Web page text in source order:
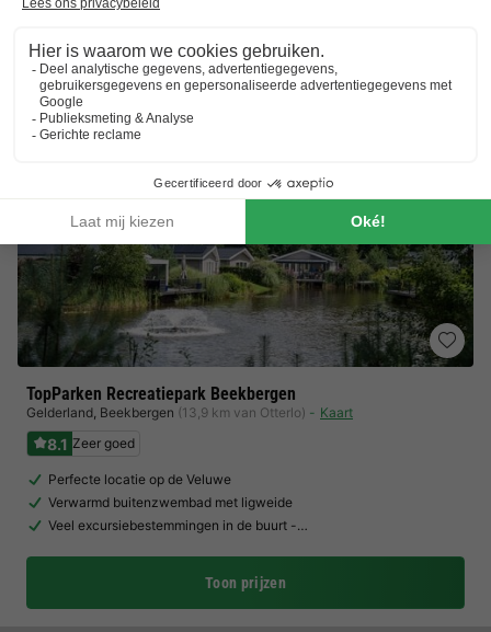
Toon prijzen
TopParken Recreatiepark Beekbergen
Gelderland, Beekbergen (13,9 km van Otterlo) Kaart
8.1 Zeer goed
Perfecte locatie op de Veluwe
Verwarmd buitenzwembad met ligweide
Veel excursiebestemmingen in de buurt -…
Toon prijzen